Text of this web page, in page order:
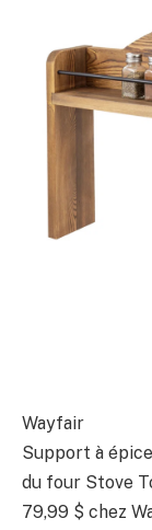
Wayfair
Support à
du four Stove
79,99 $ chez